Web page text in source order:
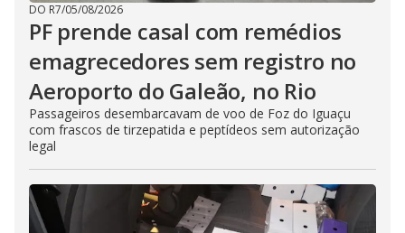
DO R7/05/08/2026
PF prende casal com remédios
emagrecedores sem registro no
Aeroporto do Galeão, no Rio
Passageiros desembarcavam de voo de Foz do Iguaçu
com frascos de tirzepatida e peptídeos sem autorização
legal